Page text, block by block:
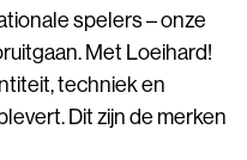
spelers – onze
Met Loeihard!
techniek en
Dit zijn de merken